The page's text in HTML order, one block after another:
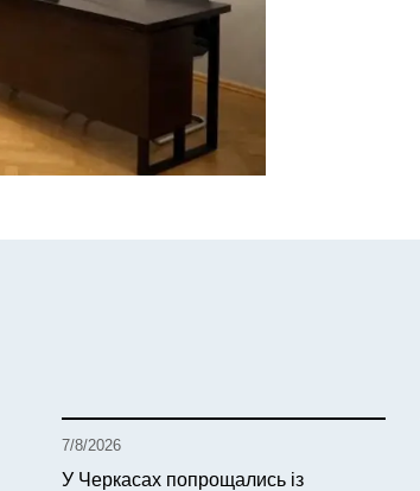
7/8/2026
У Черкасах попрощались із